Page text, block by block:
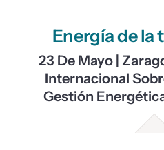
Energía de la
23 De Mayo |
Internacional
Gestión